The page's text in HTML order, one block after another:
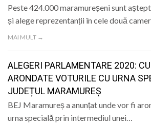
Peste 424.000 maramureșeni sunt
și alege reprezentanții în cele două
MAI MULT →
ALEGERI PARLAMENTARE 2020:
ARONDATE VOTURILE CU URNA
JUDEȚUL MARAMUREȘ
BEJ Maramureș a anunțat unde vor fi
urna specială prin intermediul unei…